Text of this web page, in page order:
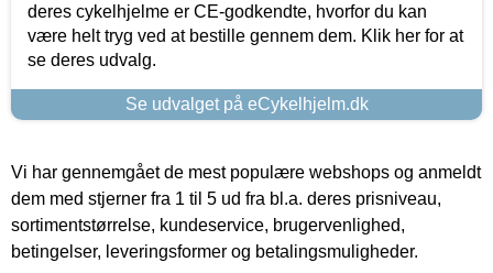
deres cykelhjelme er CE-godkendte, hvorfor du kan
være helt tryg ved at bestille gennem dem. Klik her for at
se deres udvalg.
Se udvalget på eCykelhjelm.dk
Vi har gennemgået de mest populære webshops og anmeldt
dem med stjerner fra 1 til 5 ud fra bl.a. deres prisniveau,
sortimentstørrelse, kundeservice, brugervenlighed,
betingelser, leveringsformer og betalingsmuligheder.